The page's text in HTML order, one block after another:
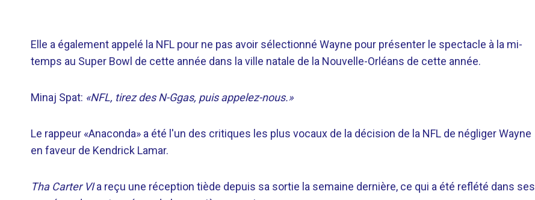
Elle a également appelé la NFL pour ne pas avoir sélectionné Wayne pour présenter le spectacle à la mi-
temps au Super Bowl de cette année dans la ville natale de la Nouvelle-Orléans de cette année.
Minaj Spat: «NFL, tirez des N-Ggas, puis appelez-nous.»
Le rappeur «Anaconda» a été l'un des critiques les plus vocaux de la décision de la NFL de négliger Wayne
en faveur de Kendrick Lamar.
Tha Carter VIa reçu une réception tiède depuis sa sortie la semaine dernière, ce qui a été reflété dans ses